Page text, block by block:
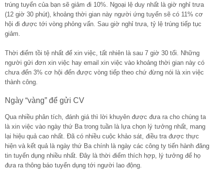
trúng tuyển của bạn sẽ giảm đi 10%. Ngoại lệ duy nhất là giờ nghỉ trưa
(12 giờ 30 phút), khoảng thời gian này người ứng tuyển sẽ có 11% cơ
hội đi được tới vòng phỏng vấn. Sau giờ nghỉ trưa, tỷ lệ trúng tiếp tục
giảm.
Thời điểm tồi tệ nhất để xin việc, tất nhiên là sau 7 giờ 30 tối. Những
người gửi đơn xin việc hay email xin việc vào khoảng thời gian này có
chưa đến 3% cơ hội đến được vòng tiếp theo chứ đừng nói là xin việc
thành công.
Ngày “vàng” để gửi CV
Qua nhiều phân tích, đánh giá thì lời khuyên được đưa ra cho chúng ta
là xin việc vào ngày thứ Ba trong tuần là lựa chọn lý tưởng nhất, mang
lại hiệu quả cao nhất. Đã có nhiều cuộc khảo sát, điều tra được thực
hiện và kết quả là ngày thứ Ba chính là ngày các công ty tiến hành đăng
tin tuyển dụng nhiều nhất. Đây là thời điểm thích hợp, lý tưởng để họ
đưa ra thông báo tuyển dụng tới người lao động.